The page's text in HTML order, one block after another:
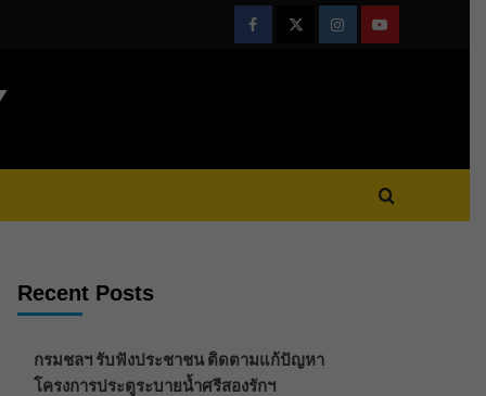
FacebookTwitterInstagramYoutube
Recent Posts
กรมชลฯ รับฟังประชาชน ติดตามแก้ปัญหา
โครงการประตูระบายน้ำศรีสองรักฯ